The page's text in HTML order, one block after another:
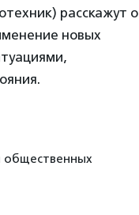
расскажут о
новых
общественных